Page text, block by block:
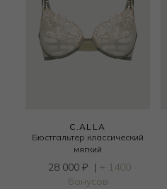
C.ALLA
Бюстгальтер классический
мягкий
28 000 ₽ | + 1400
бонусов